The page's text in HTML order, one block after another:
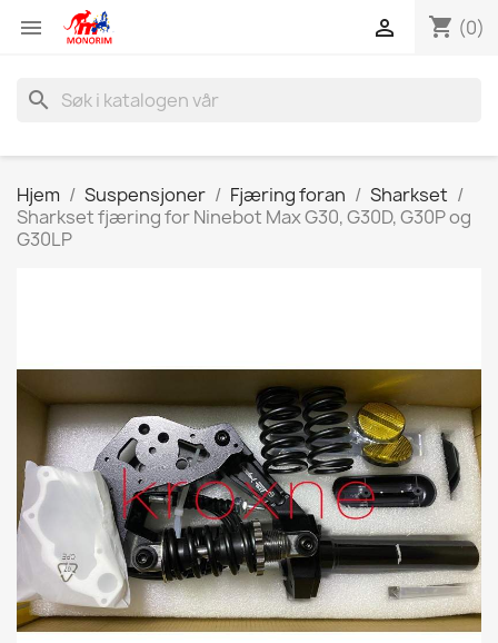
 shopping_cart (0)

search
Hjem Suspensjoner Fjæring foran
Sharkset
Sharkset fjæring for Ninebot Max G30, G30D, G30P og
G30LP